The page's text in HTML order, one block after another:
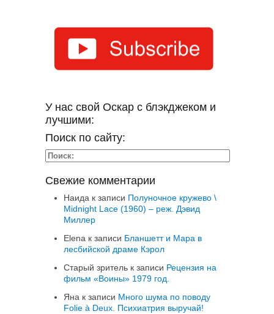
У нас свой Оскар с блэкджеком и
лучшими:
Поиск по сайту:
Свежие комментарии
Наида к записи Полуночное кружево \
Midnight Lace (1960) – реж. Дэвид
Миллер
Elena к записи Бланшетт и Мара в
лесбийской драме Кэрол
Старый зритель к записи Рецензия на
фильм «Воины» 1979 год.
Яна к записи Много шума по поводу
Folie à Deux. Психиатрия выручай!